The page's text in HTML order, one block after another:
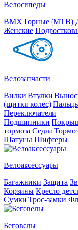
Велосипеды
BMX Горные (MTB)
Женские
Велозапчасти
Вилки Втулки
(щитки колес)
Переключатели
Подшипники
тормоза Седла
Шатуны Шифтеры
Велоаксессуары
Багажники Защита
Корзины Кресло
Сумки Трос-замки
Беговелы